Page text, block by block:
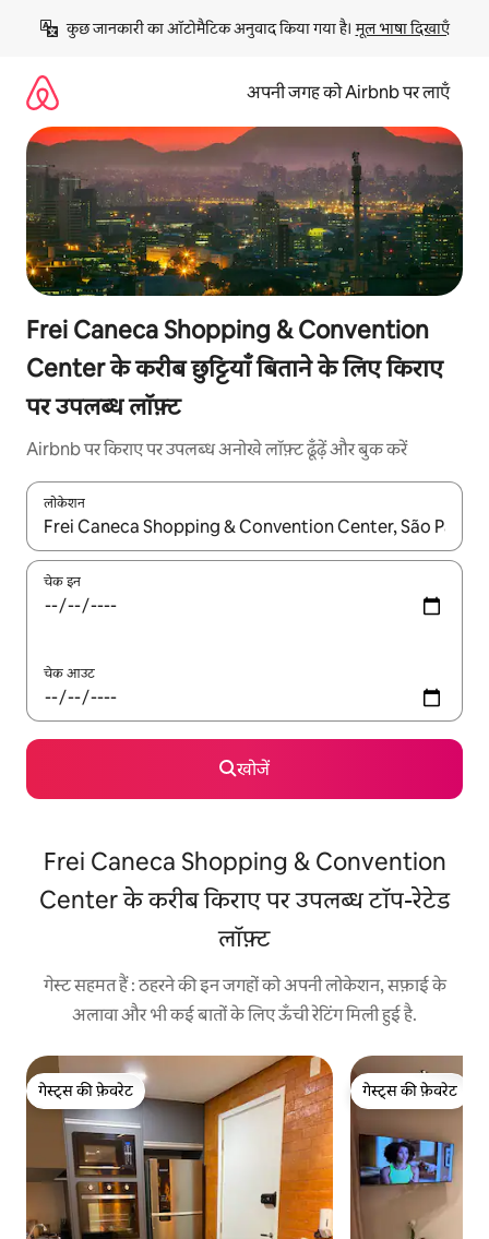
छोड़कर
कॉन्टेंट
कुछ जानकारी का ऑटोमैटिक अनुवाद किया गया है। मूल भाषा दिखाएँ
अपनी जगह को Airbnb पर लाएँ
Frei Caneca Shopping & Convention
Center के करीब छुट्टियाँ बिताने के लिए किराए
पर उपलब्ध लॉफ़्ट
Airbnb पर किराए पर उपलब्ध अनोखे लॉफ़्ट ढूँढ़ें और बुक करें
लोकेशन
नतीजों के उपलब्ध होने पर, अप और डाउन 'ऐरो की' का इस्तेमाल करके नेविगेट
चेक इन
चेक आउट
खोजें
Frei Caneca Shopping & Convention
Center के करीब किराए पर उपलब्ध टॉप-रेटेड
लॉफ़्ट
गेस्ट सहमत हैं : ठहरने की इन जगहों को अपनी लोकेशन, सफ़ाई के
अलावा और भी कई बातों के लिए ऊँची रेटिंग मिली हुई है.
गेस्ट्स की फ़ेवरेट
गेस्ट्स की फ़ेवरेट
गेस्ट्स की फ़ेवरेट
गेस्ट्स की फ़ेवरेट